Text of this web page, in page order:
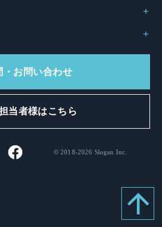
・お問い合わせ
当者様はこちら
© 2018-2026 Slogan Inc.